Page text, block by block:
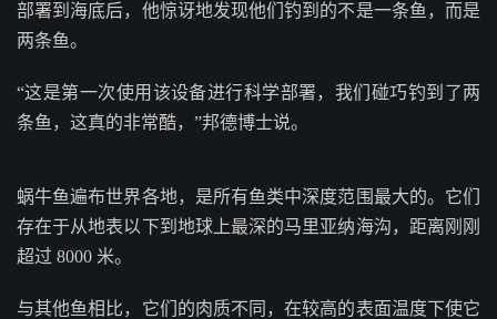
部署到海底后，他惊讶地发现他们钓到的不是一条鱼，而是
两条鱼。
“这是第一次使用该设备进行科学部署，我们碰巧钓到了两
条鱼，这真的非常酷，”邦德博士说。
蜗牛鱼遍布世界各地，是所有鱼类中深度范围最大的。它们
存在于从地表以下到地球上最深的马里亚纳海沟，距离刚刚
超过 8000 米。
与其他鱼相比，它们的肉质不同，在较高的表面温度下使它